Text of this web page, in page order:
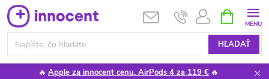
Prejsť
na
obsah
HĽADAŤ
KOŠÍK
🔥 Apple za innocent cenu. AirPods 4 za 119 € 🔥